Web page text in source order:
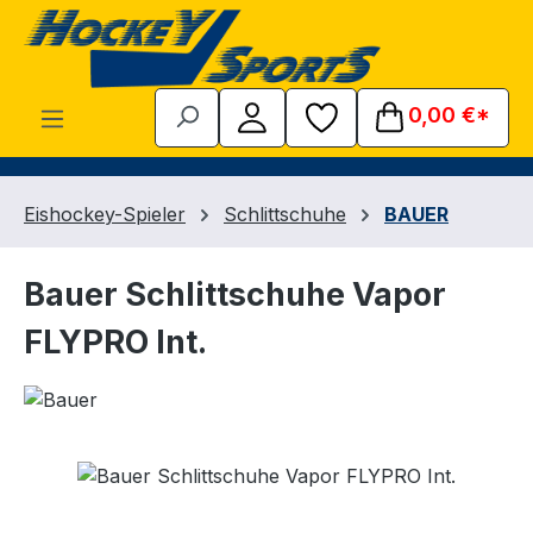
Zum Hauptinhalt springen
0,00 €*
Eishockey-Spieler Schlittschuhe BAUER
Bauer Schlittschuhe Vapor
FLYPRO Int.
Bildergalerie überspringen